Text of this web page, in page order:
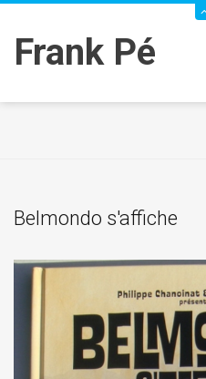
Frank Pé
Belmondo s'affiche